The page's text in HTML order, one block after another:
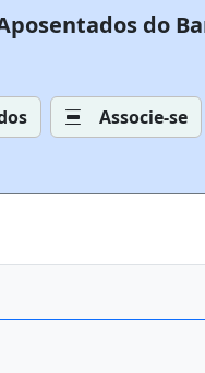
do
Associe-se